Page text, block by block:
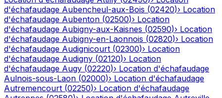
d'échafaudage Aubencheul-aux-Bois (02420)› Location
d'échafaudage Aubenton (02500)› Location
d'échafaudage Aubigny-aux-Kaisnes (02590)› Location
d'échafaudage Aubigny-en-Laonnois (02820)› Location
d'échafaudage Audignicourt (02300)› Location
d'échafaudage Audigny (02120)› Location
d'échafaudage Augy (02220)› Location d'échafaudage
Aulnois-sous-Laon (02000)› Location d'échafaudage
Autremencourt (02250)› Location d'échafaudage